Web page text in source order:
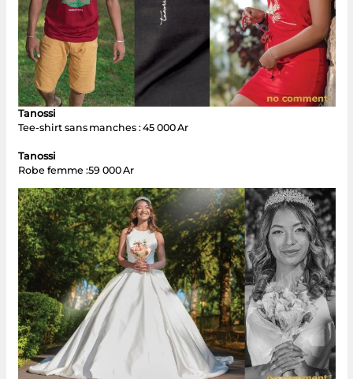
Tanossi
Tee-shirt sans manches : 45 000 Ar
Tanossi
Robe femme :59 000 Ar